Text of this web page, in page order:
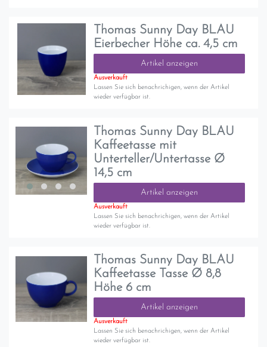
Thomas Sunny Day BLAU
Eierbecher Höhe ca. 4,5 cm
Artikel anzeigen
Ausverkauft
Lassen Sie sich benachrichigen, wenn der Artikel
wieder verfügbar ist.
Thomas Sunny Day BLAU
Kaffeetasse mit
Unterteller/Untertasse Ø
14,5 cm
Artikel anzeigen
Ausverkauft
Lassen Sie sich benachrichigen, wenn der Artikel
wieder verfügbar ist.
Thomas Sunny Day BLAU
Kaffeetasse Tasse Ø 8,8
Höhe 6 cm
Artikel anzeigen
Ausverkauft
Lassen Sie sich benachrichigen, wenn der Artikel
wieder verfügbar ist.